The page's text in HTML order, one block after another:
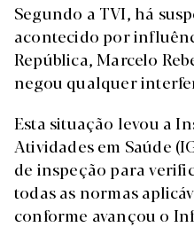
Segundo a TVI, há
acontecido por
República, Marcelo
negou qualquer
Esta situação levou a
Atividades em Saúde
de inspeção para
todas as normas
conforme avançou o